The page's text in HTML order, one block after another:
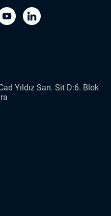
Yıldız San. Sit D:6. Blok